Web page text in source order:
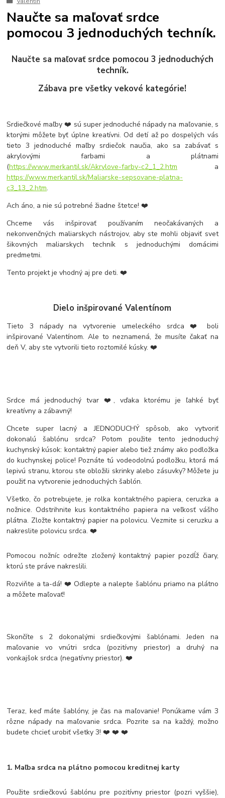
Naučte sa maľovať srdce
pomocou 3 jednoduchých techník.
Naučte sa maľovať srdce pomocou 3 jednoduchých
techník.
Zábava pre všetky vekové kategórie!
Srdiečkové maľby ❤️ sú super jednoduché nápady na maľovanie, s
ktorými môžete byť úplne kreatívni. Od detí až po dospelých vás
tieto 3 jednoduché maľby srdiečok naučia, ako sa zabávať s
akrylovými farbami a plátnami
(https://www.merkantil.sk/Akrylove-farby-c2_1_2.htm a
https://www.merkantil.sk/Maliarske-sepsovane-platna-
c3_13_2.htm.
Ach áno, a nie sú potrebné žiadne štetce! ❤️
Chceme vás inšpirovať používaním neočakávaných a
nekonvenčných maliarskych nástrojov, aby ste mohli objaviť svet
šikovných maliarskych techník s jednoduchými domácimi
predmetmi.
Tento projekt je vhodný aj pre deti. ❤️
Dielo inšpirované Valentínom
Tieto 3 nápady na vytvorenie umeleckého srdca ❤️ boli
inšpirované Valentínom. Ale to neznamená, že musíte čakať na
deň V, aby ste vytvorili tieto roztomilé kúsky. ❤️
Srdce má jednoduchý tvar ❤️, vďaka ktorému je ľahké byť
kreatívny a zábavný!
Chcete super lacný a JEDNODUCHÝ spôsob, ako vytvoriť
dokonalú šablónu srdca? Potom použite tento jednoduchý
kuchynský kúsok: kontaktný papier alebo tiež známy ako podložka
do kuchynskej police! Poznáte tú vodeodolnú podložku, ktorá má
lepivú stranu, ktorou ste obložili skrinky alebo zásuvky? Môžete ju
použiť na vytvorenie jednoduchých šablón.
Všetko, čo potrebujete, je rolka kontaktného papiera, ceruzka a
nožnice. Odstrihnite kus kontaktného papiera na veľkosť vášho
plátna. Zložte kontaktný papier na polovicu. Vezmite si ceruzku a
nakreslite polovicu srdca. ❤️
Pomocou nožníc odrežte zložený kontaktný papier pozdĺž čiary,
ktorú ste práve nakreslili.
Rozviňte a ta-dá! ❤️ Odlepte a nalepte šablónu priamo na plátno
a môžete maľovať!
Skončíte s 2 dokonalými srdiečkovými šablónami. Jeden na
maľovanie vo vnútri srdca (pozitívny priestor) a druhý na
vonkajšok srdca (negatívny priestor). ❤️
Teraz, keď máte šablóny, je čas na maľovanie! Ponúkame vám 3
rôzne nápady na maľovanie srdca. Pozrite sa na každý, možno
budete chcieť urobiť všetky 3! ❤️ ❤️ ❤️
1. Maľba srdca na plátno pomocou kreditnej karty
Použite srdiečkovú šablónu pre pozitívny priestor (pozri vyššie),